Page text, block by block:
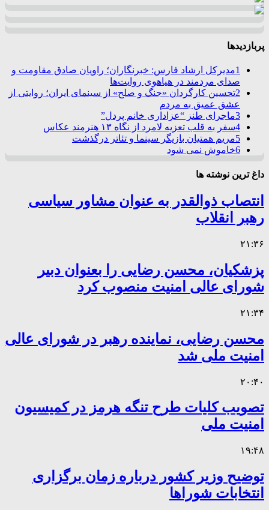
پربازدیدها
1مدیرکل ارشاد فارس: خبرنگاران؛ راویان صادق مقاومت و
صدای مردمند در هیاهوی روایت‌ها
2تحسین کارگردان «جنگ و صلح» از سینمای ایران؛ روایتی از
عشق عمیق به مردم
3ماجرای طنز “عزاداری خانم پردل”
4سفر به قلب تعزیه لامرد از نگاه ۱۳ هنرمند عکاس
5مریم همتیان بازیگر سینما و تئاتر درگذشت
6خاموش نمی شود
داغ ترین نوشته ها
انتصاب ذوالقدر به عنوان مشاور سیاسی
رهبر انقلاب
۲۱:۳۶
پزشکیان، محسن رضایی را بعنوان دبیر
شورای عالی امنیت منصوب کرد
۲۱:۳۴
محسن رضایی، نماینده رهبر در شورای عالی
امنیت ملی شد
۲۰:۴۰
تصویب کلیات طرح تنگه هرمز در کمیسیون
امنیت ملی
۱۹:۴۸
توضیح وزیر کشور درباره زمان برگزاری
انتخابات شوراها